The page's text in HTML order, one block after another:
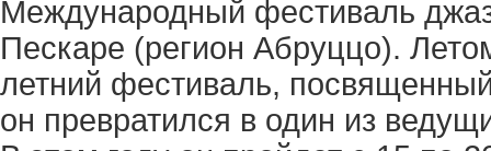
Международный фестиваль
Пескаре (регион Абруццо).
летний фестиваль,
он превратился в один из